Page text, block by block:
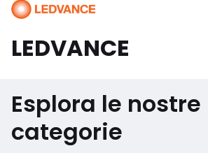
LEDVANCE
Esplora le nostre
categorie